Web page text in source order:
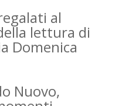
al
lettura di
Domenica
Nuovo,